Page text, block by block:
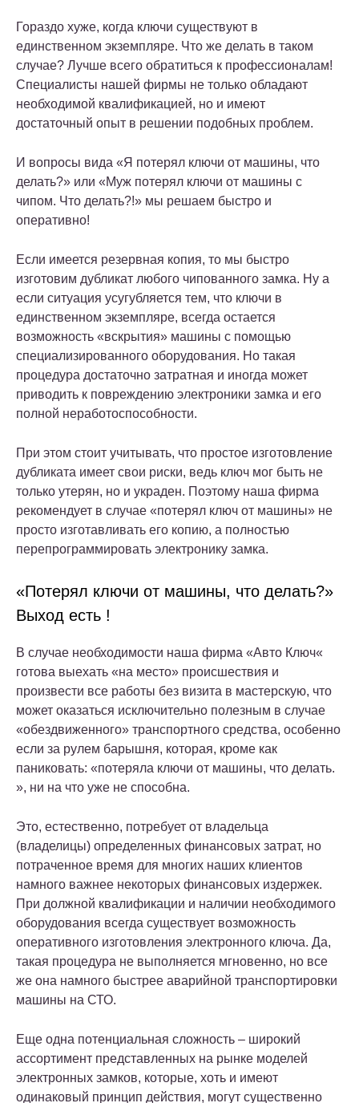
Гораздо хуже, когда ключи существуют в
единственном экземпляре. Что же делать в таком
случае? Лучше всего обратиться к профессионалам!
Специалисты нашей фирмы не только обладают
необходимой квалификацией, но и имеют
достаточный опыт в решении подобных проблем.
И вопросы вида «Я потерял ключи от машины, что
делать?» или «Муж потерял ключи от машины с
чипом. Что делать?!» мы решаем быстро и
оперативно!
Если имеется резервная копия, то мы быстро
изготовим дубликат любого чипованного замка. Ну а
если ситуация усугубляется тем, что ключи в
единственном экземпляре, всегда остается
возможность «вскрытия» машины с помощью
специализированного оборудования. Но такая
процедура достаточно затратная и иногда может
приводить к повреждению электроники замка и его
полной неработоспособности.
При этом стоит учитывать, что простое изготовление
дубликата имеет свои риски, ведь ключ мог быть не
только утерян, но и украден. Поэтому наша фирма
рекомендует в случае «потерял ключ от машины» не
просто изготавливать его копию, а полностью
перепрограммировать электронику замка.
«Потерял ключи от машины, что делать?»
Выход есть !
В случае необходимости наша фирма «Авто Ключ«
готова выехать «на место» происшествия и
произвести все работы без визита в мастерскую, что
может оказаться исключительно полезным в случае
«обездвиженного» транспортного средства, особенно
если за рулем барышня, которая, кроме как
паниковать: «потеряла ключи от машины, что делать.
», ни на что уже не способна.
Это, естественно, потребует от владельца
(владелицы) определенных финансовых затрат, но
потраченное время для многих наших клиентов
намного важнее некоторых финансовых издержек.
При должной квалификации и наличии необходимого
оборудования всегда существует возможность
оперативного изготовления электронного ключа. Да,
такая процедура не выполняется мгновенно, но все
же она намного быстрее аварийной транспортировки
машины на СТО.
Еще одна потенциальная сложность – широкий
ассортимент представленных на рынке моделей
электронных замков, которые, хоть и имеют
одинаковый принцип действия, могут существенно